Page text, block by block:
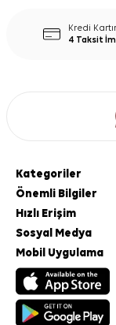
Kredi
4 Taksit
Kategoriler
Önemli Bilgiler
Hızlı Erişim
Sosyal Medya
Mobil Uygulama